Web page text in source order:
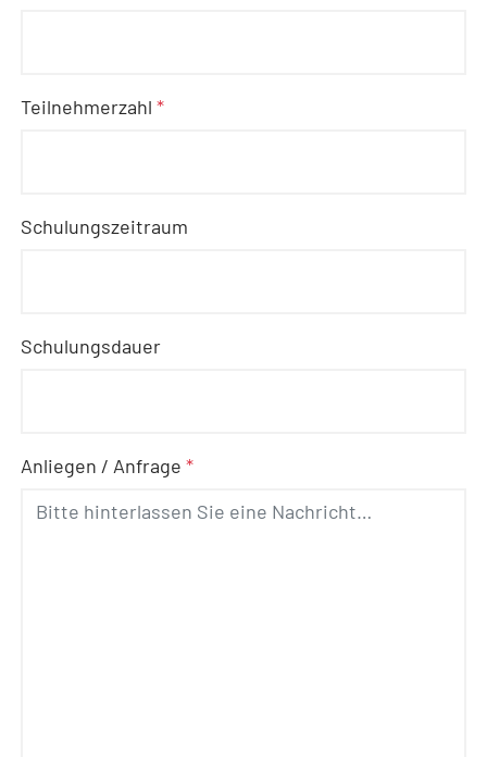
Teilnehmerzahl*
Schulungszeitraum
Schulungsdauer
Anliegen / Anfrage*